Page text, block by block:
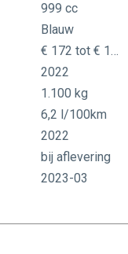
999 cc
Blauw
€ 172 tot € 188 per kwartaal
2022
1.100 kg
6,2 l/100km
2022
bij aflevering
2023-03